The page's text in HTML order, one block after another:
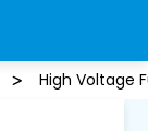
High Voltage